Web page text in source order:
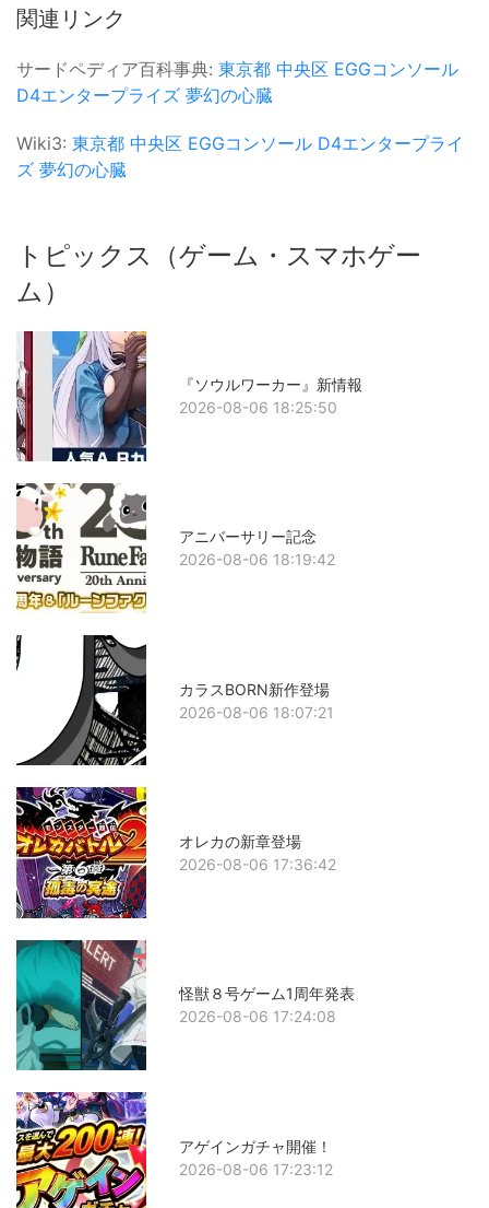
関連リンク
サードペディア百科事典: 東京都 中央区 EGGコンソール
D4エンタープライズ 夢幻の心臓
Wiki3: 東京都 中央区 EGGコンソール D4エンタープライ
ズ 夢幻の心臓
トピックス（ゲーム・スマホゲー
ム）
『ソウルワーカー』新情報
2026-08-06 18:25:50
アニバーサリー記念
2026-08-06 18:19:42
カラスBORN新作登場
2026-08-06 18:07:21
オレカの新章登場
2026-08-06 17:36:42
怪獣８号ゲーム1周年発表
2026-08-06 17:24:08
アゲインガチャ開催！
2026-08-06 17:23:12